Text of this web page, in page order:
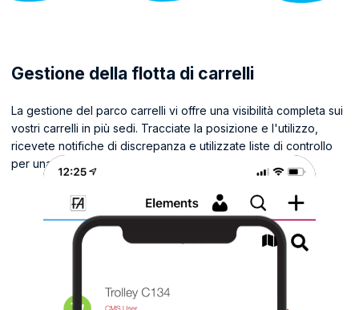
Gestione della flotta di carrelli
La gestione del parco carrelli vi offre una visibilità completa sui
vostri carrelli in più sedi. Tracciate la posizione e l'utilizzo,
ricevete notifiche di discrepanza e utilizzate liste di controllo
per una migliore gestione dei set di carrelli.